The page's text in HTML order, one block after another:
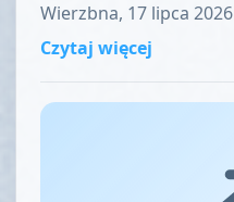
Wierzbna, 17 lipca 2026
Czytaj więcej